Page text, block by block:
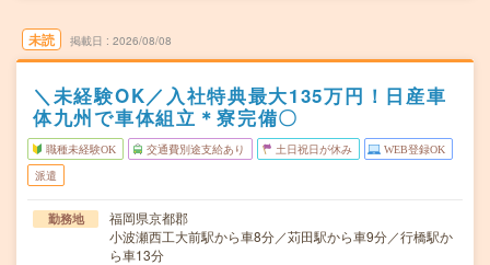
未読 掲載日 2026/08/08
＼未経験OK／入社特典最大135万円！日産車
体九州で車体組立＊寮完備〇
職種未経験OK 交通費別途支給あり 土日祝日が休み WEB登録OK
派遣
勤務地
福岡県京都郡
小波瀬西工大前駅から車8分／苅田駅から車9分／行橋駅か
ら車13分